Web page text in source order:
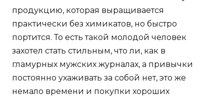
продукцию, которая выращивается
практически без химикатов, но быстро
портится. То есть такой молодой человек
захотел стать стильным, что ли, как в
гламурных мужских журналах, а привычки
постоянно ухаживать за собой нет, это же
немало времени и покупки хороших